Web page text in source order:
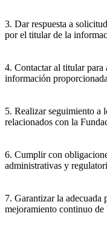
3. Dar respuesta a
por el titular de la
4. Contactar al titular
información
5. Realizar seguimiento a
relacionados con la
6. Cumplir con
administrativas y
7. Garantizar la adecuada
mejoramiento continuo de